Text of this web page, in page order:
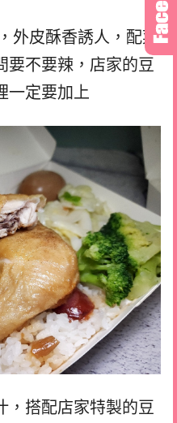
外皮酥香誘人，配菜
要不要辣，店家的豆
一定要加上
，搭配店家特製的豆